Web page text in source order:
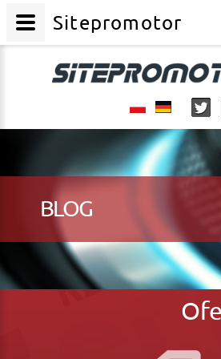
BLOG
Sitepromotor